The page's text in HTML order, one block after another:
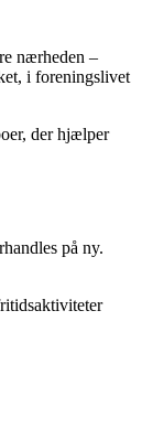
nærheden –
i foreningslivet
der hjælper
på ny.